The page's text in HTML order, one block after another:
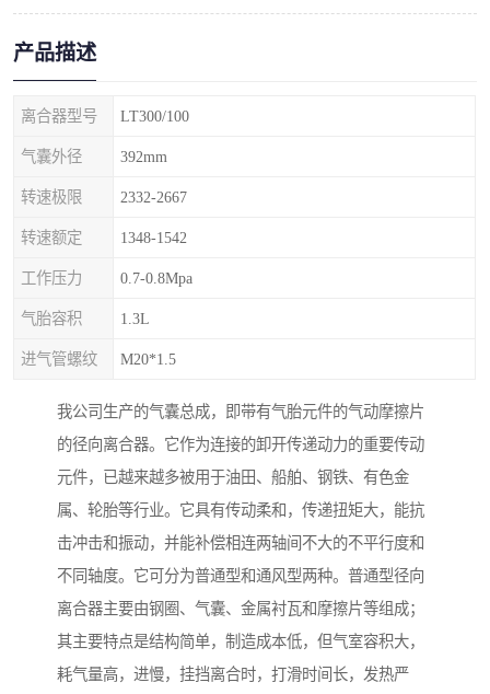
产品描述
离合器型号 LT300/100
气囊外径 392mm
转速极限 2332-2667
转速额定 1348-1542
工作压力 0.7-0.8Mpa
气胎容积 1.3L
进气管螺纹 M20*1.5
我公司生产的气囊总成，即带有气胎元件的气动摩擦片
的径向离合器。它作为连接的卸开传递动力的重要传动
元件，已越来越多被用于油田、船舶、钢铁、有色金
属、轮胎等行业。它具有传动柔和，传递扭矩大，能抗
击冲击和振动，并能补偿相连两轴间不大的不平行度和
不同轴度。它可分为普通型和通风型两种。普通型径向
离合器主要由钢圈、气囊、金属衬瓦和摩擦片等组成；
其主要特点是结构简单，制造成本低，但气室容积大，
耗气量高，进慢，挂挡离合时，打滑时间长，发热严